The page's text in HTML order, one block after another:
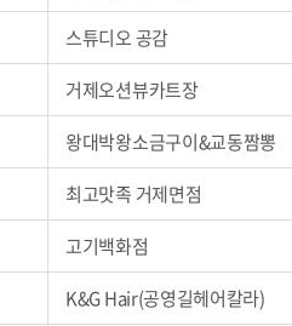
스튜디오 공감
거제오션뷰카트장
왕대박왕소금구이&교동짬뽕
최고맛족 거제면점
고기백화점
K&G Hair(공영길헤어칼라)